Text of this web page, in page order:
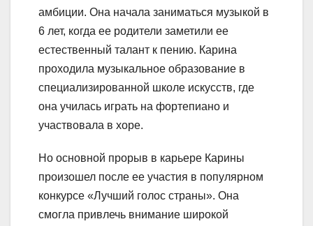
амбиции. Она начала заниматься музыкой в
6 лет, когда ее родители заметили ее
естественный талант к пению. Карина
проходила музыкальное образование в
специализированной школе искусств, где
она училась играть на фортепиано и
участвовала в хоре.
Но основной прорыв в карьере Карины
произошел после ее участия в популярном
конкурсе «Лучший голос страны». Она
смогла привлечь внимание широкой